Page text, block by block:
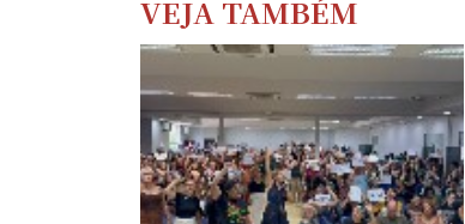
VEJA TAMBÉM